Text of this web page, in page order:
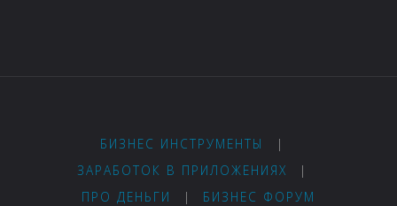
БИЗНЕС ИНСТРУМЕНТЫ
|
ЗАРАБОТОК В ПРИЛОЖЕНИЯХ
|
ПРО ДЕНЬГИ
| БИЗНЕС ФОРУМ